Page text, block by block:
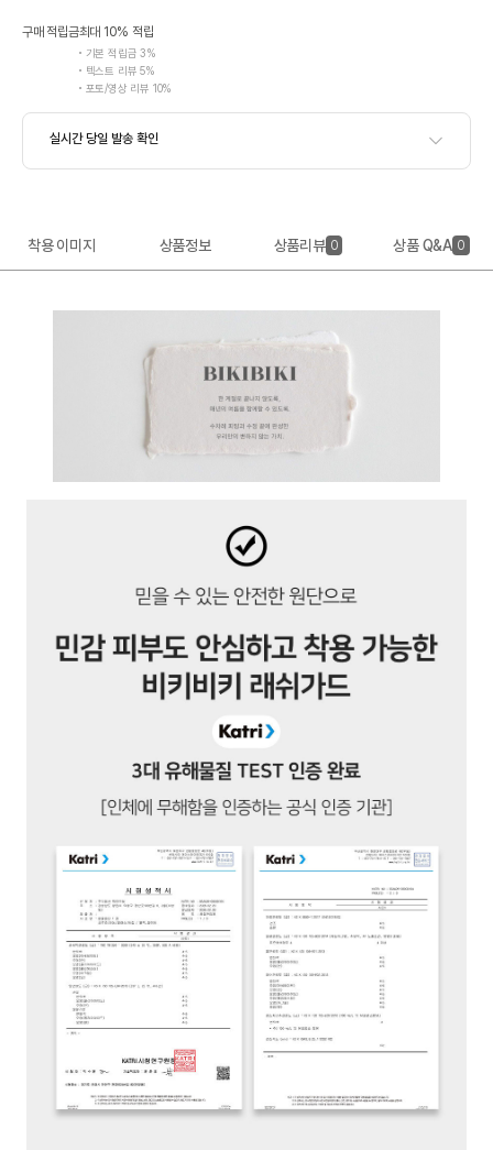
구매 적립금최대 10% 적립
기본 적립금 3%
텍스트 리뷰 5%
포토/영상 리뷰 10%
착용 이미지 상품정보 상품리뷰 0 상품 Q&A 0